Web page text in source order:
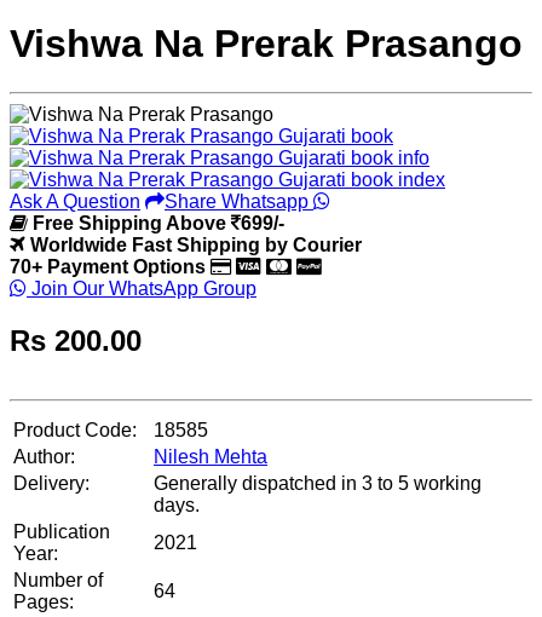
Vishwa Na Prerak Prasango
Ask A Question
Share Whatsapp
Free Shipping Above
699/-
Worldwide Fast Shipping by Courier
70+ Payment Options
Join Our WhatsApp Group
Rs 200.00
Product Code:
18585
Author:
Nilesh Mehta
Delivery:
Generally dispatched in 3 to 5 working
days.
Publication
Year:
2021
Number of
Pages:
64